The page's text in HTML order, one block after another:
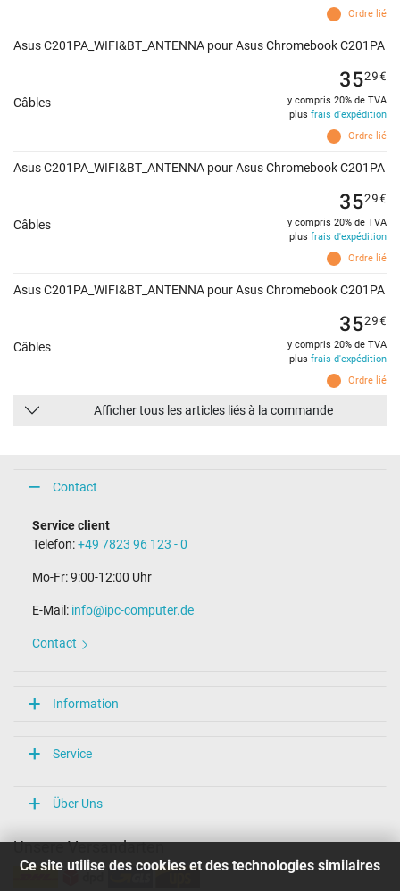
Ce site utilise des cookies et des technologies similaires
Ordre lié
Asus C201PA_WIFI&BT_ANTENNA pour Asus Chromebook C201PA
Câbles
Ordre lié
3529€
y compris 20% de TVA
plus frais d'expédition
Asus C201PA_WIFI&BT_ANTENNA pour Asus Chromebook C201PA
Câbles
Ordre lié
3529€
y compris 20% de TVA
plus frais d'expédition
Asus C201PA_WIFI&BT_ANTENNA pour Asus Chromebook C201PA
Câbles
Ordre lié
3529€
y compris 20% de TVA
plus frais d'expédition
Afficher tous les articles liés à la commande
Contact
Service client
Telefon:+49 7823 96 123 - 0
Mo-Fr: 9:00-12:00 Uhr
E-Mail: info@ipc-computer.de
Contact
Information
Service
Über Uns
Unsere Versandarten